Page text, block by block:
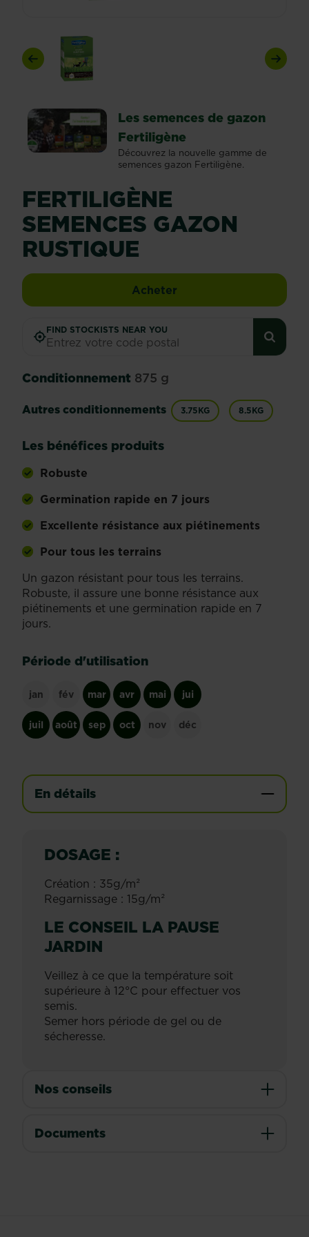
Previous Next
Les semences de gazon
Fertiligène
Découvrez la nouvelle gamme de
semences gazon Fertiligène.
FERTILIGÈNE
SEMENCES GAZON
RUSTIQUE
Acheter
FIND STOCKISTS NEAR YOU
Conditionnement 875 g
Autres conditionnements 3.75KG 8.5KG
Les bénéfices produits
Robuste
Germination rapide en 7 jours
Excellente résistance aux piétinements
Pour tous les terrains
Un gazon résistant pour tous les terrains.
Robuste, il assure une bonne résistance aux
piétinements et une germination rapide en 7
jours.
Période d'utilisation
jan fév mar avr mai jui
juil août sep oct nov déc
En détails
DOSAGE :
Création : 35g/m²
Regarnissage : 15g/m²
LE CONSEIL LA PAUSE
JARDIN
Veillez à ce que la température soit
supérieure à 12°C pour effectuer vos
semis.
Semer hors période de gel ou de
sécheresse.
Nos conseils
Documents